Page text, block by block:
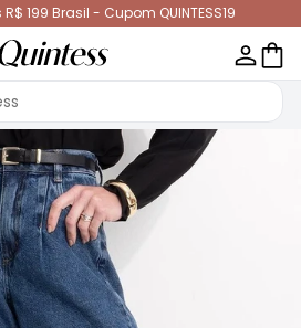
199 Brasil - Cupom QUINTESS19